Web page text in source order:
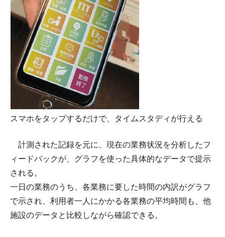
スマホをタップするだけで、タイムスタディが行える
計測された記録を元に、現在の業務状況を分析したフ
ィードバックが、グラフを使った具体的なデータで提示
される。
一日の業務のうち、各業務に要した時間の内訳がグラフ
で示され、利用者一人にかかる各業務の平均時間も、他
施設のデータと比較しながら確認できる。